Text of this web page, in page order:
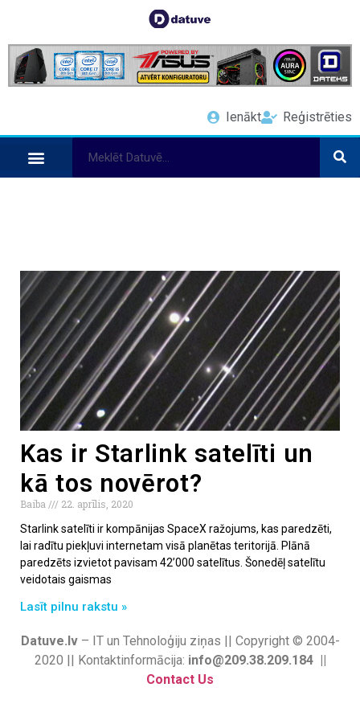
Ienākt Reģistrēties
Kas ir Starlink satelīti un
kā tos novērot?
Baiba
22. aprīlis, 2020
Starlink satelīti ir kompānijas SpaceX ražojums, kas paredzēti,
lai radītu piekļuvi internetam visā planētas teritorijā. Plānā
paredzēts izvietot pavisam 42’000 satelītus. Šonedēļ satelītu
veidotais gaismas
Lasīt pilnu rakstu »
Datuve.lv– IT un Tehnoloģiju ziņas || Copyright © 2004-
2020 || Kontaktinformācija: info@209.38.209.184 ||
Contact Us